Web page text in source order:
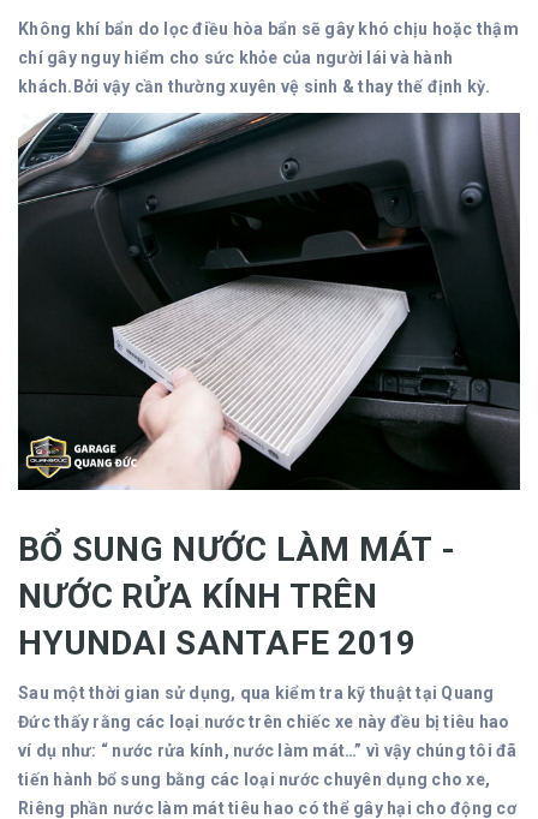
Không khí bẩn do lọc điều hòa bẩn sẽ gây khó chịu hoặc thậm
chí gây nguy hiểm cho sức khỏe của người lái và hành
khách.Bởi vậy cần thường xuyên vệ sinh & thay thế định kỳ.
BỔ SUNG NƯỚC LÀM MÁT -
NƯỚC RỬA KÍNH TRÊN
HYUNDAI SANTAFE 2019
Sau một thời gian sử dụng, qua kiểm tra kỹ thuật tại Quang
Đức thấy rằng các loại nước trên chiếc xe này đều bị tiêu hao
ví dụ như: “ nước rửa kính, nước làm mát…” vì vậy chúng tôi đã
tiến hành bổ sung bằng các loại nước chuyên dụng cho xe,
Riêng phần nước làm mát tiêu hao có thể gây hại cho động cơ